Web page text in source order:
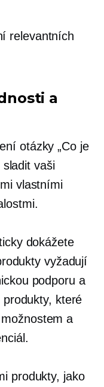
relevantních
a
otázky „Co je
sladit vaši
vlastními
dokážete
vyžadují
podporu a
které
a
produkty, jako